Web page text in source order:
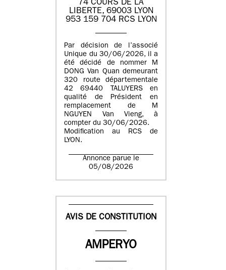
74 COURS DE LA
LIBERTE, 69003 LYON
953 159 704 RCS LYON
Par décision de l’associé
Unique du 30/06/2026, il a
été décidé de nommer M
DONG Van Quan demeurant
320 route départementale
42 69440 TALUYERS en
qualité de Président en
remplacement de M
NGUYEN Van Vieng, à
compter du 30/06/2026.
Modification au RCS de
LYON.
Annonce parue le
05/08/2026
AVIS DE CONSTITUTION
AMPERYO